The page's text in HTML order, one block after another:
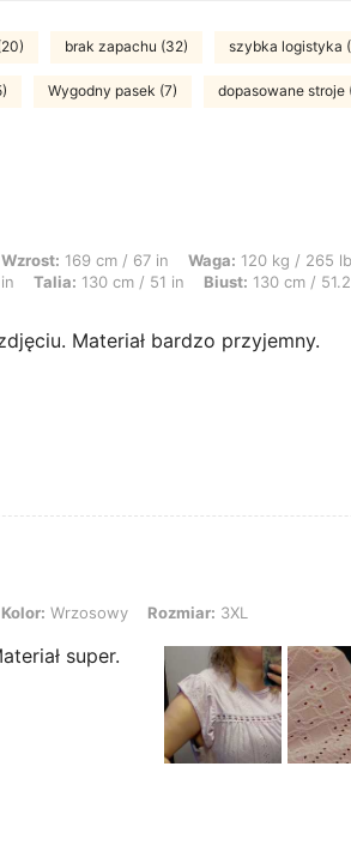
brak zapachu (32) szybka logistyka
Wygodny pasek (7) dopasowane stroje
cm / 67 in, Waga: 120 kg / 265 lbs, Kształt
Wzrost: 169 cm / 67 in Waga: 120 kg / 265
Talia: 130 cm / 51 in Biust: 130 cm /
Materiał bardzo przyjemny.
Rozmiar: 3XL
Kolor: Wrzosowy Rozmiar: 3XL
super.